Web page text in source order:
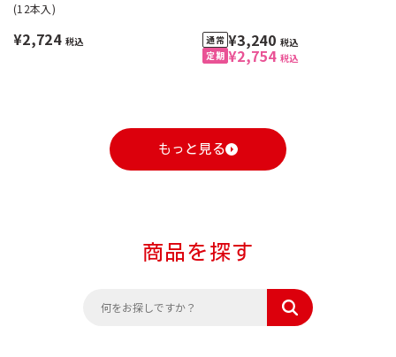
(12本入)
¥2,724 税込
¥2,754 税込
¥3,240 税込
もっと見る
商品を探す